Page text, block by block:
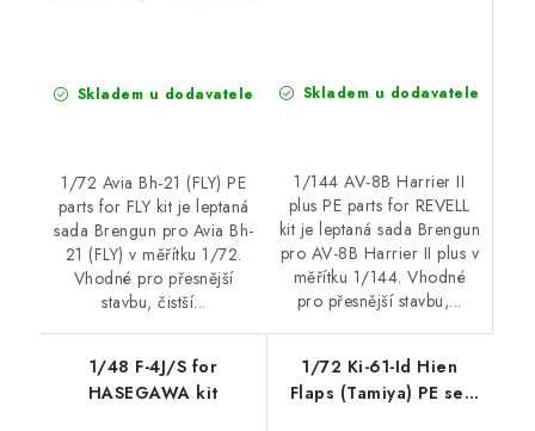
Skladem u dodavatele
1/72 Avia Bh-21 (FLY) PE
parts for FLY kit je leptaná
sada Brengun pro Avia Bh-
21 (FLY) v měřítku 1/72.
Vhodné pro přesnější
stavbu, čistší...
Skladem u dodavatele
1/144 AV-8B Harrier II
plus PE parts for REVELL
kit je leptaná sada Brengun
pro AV-8B Harrier II plus v
měřítku 1/144. Vhodné
pro přesnější stavbu,...
1/48 F-4J/S for
HASEGAWA kit
1/72 Ki-61-Id Hien
Flaps (Tamiya) PE set